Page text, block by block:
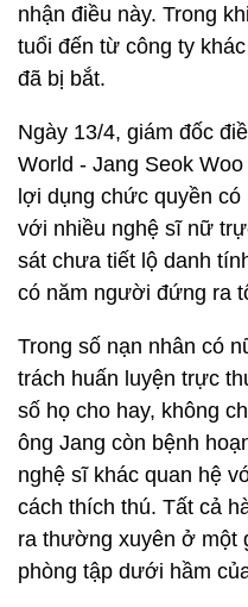
nhận điều này. Trong
tuổi đến từ công ty
đã bị bắt.
Ngày 13/4, giám đốc
World - Jang Seok
lợi dụng chức quyền
với nhiều nghệ sĩ nữ
sát chưa tiết lộ danh
có năm người đứng ra
Trong số nạn nhân có
trách huấn luyện trực
số họ cho hay, không
ông Jang còn bệnh
nghệ sĩ khác quan hệ
cách thích thú. Tất cả
ra thường xuyên ở một
phòng tập dưới hầm